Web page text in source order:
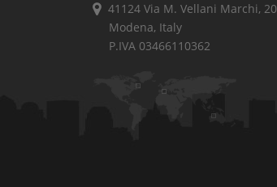
41124 Via M. Vellani Marchi, 20
Modena, Italy
P.IVA 03466110362